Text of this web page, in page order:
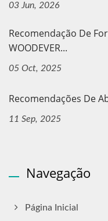
03 Jun, 2026
Recomendação De
WOODEVER...
05 Oct, 2025
Recomendações De
11 Sep, 2025
Navegação
Página Inicial